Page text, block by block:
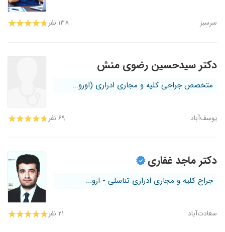
سرسبز ۱۳۸ نفر
دکتر سیدحسین رضوی منش
متخصص جراحی کلیه و مجاری ادراری (اورو...
یوسف‌آباد ۶۹ نفر
دکتر ماجد غفاری
جراح کلیه و مجاری ادراری تناسلی - ارو...
سعادت‌آباد ۲۱ نفر